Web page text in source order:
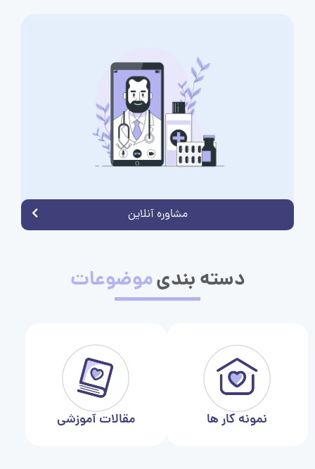
مشاوره آنلاین
دسته بندیموضوعات
نمونه کار ها مقالات آموزشی